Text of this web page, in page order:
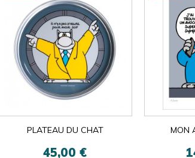
PLATEAU DU CHAT
45,00 €
MON